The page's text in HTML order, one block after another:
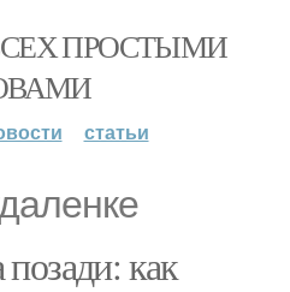
ПРОСТЫМИ
статьи
как